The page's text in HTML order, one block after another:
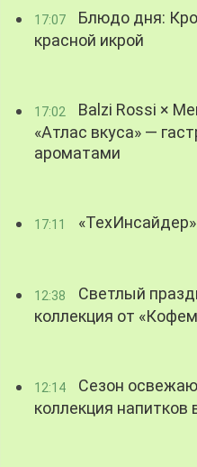
17:07
Блюдо дня:
красной икрой
17:02
Balzi Rossi ×
«Атлас вкуса» —
ароматами
17:11
12:38
Светлый
коллекция от
12:14
Сезон
коллекция напитков